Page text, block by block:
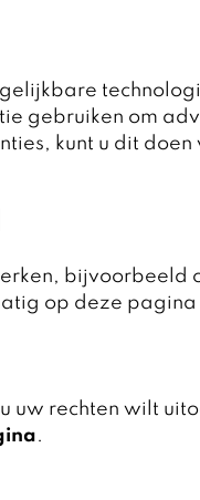
gebruiken om
kunt u dit
bijvoorbeeld
op deze
uw rechten wilt
.